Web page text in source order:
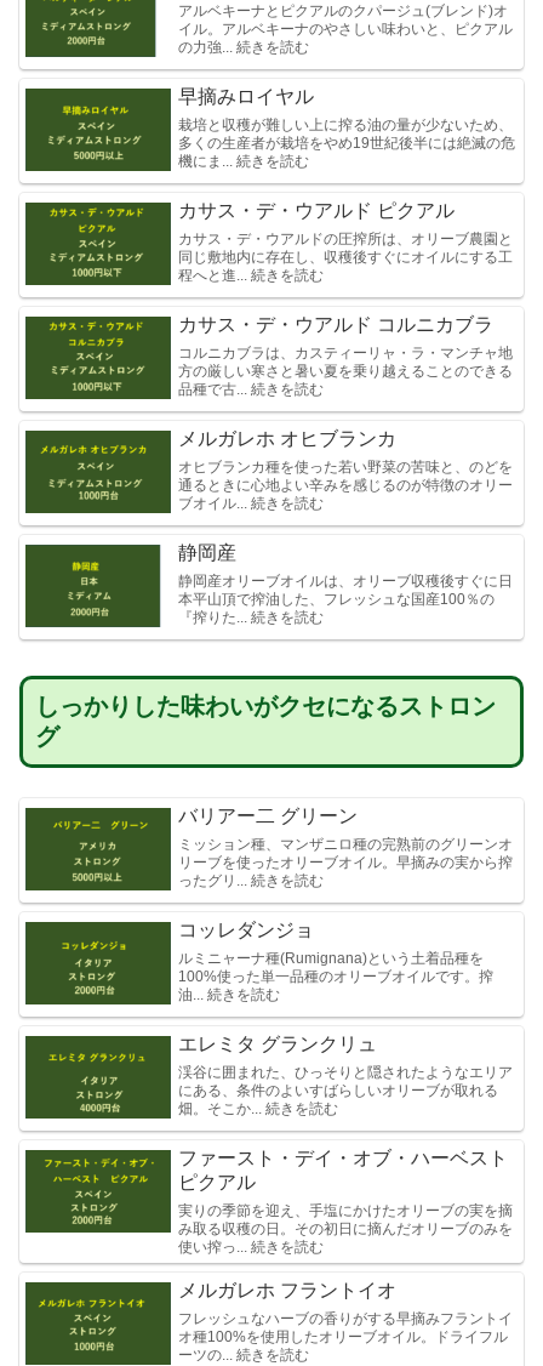
アルベキーナとピクアルのクパージュ(ブレンド)オ
イル。アルベキーナのやさしい味わいと、ピクアル
の力強... 続きを読む
早摘みロイヤル
栽培と収穫が難しい上に搾る油の量が少ないため、
多くの生産者が栽培をやめ19世紀後半には絶滅の危
機にま... 続きを読む
カサス・デ・ウアルド ピクアル
カサス・デ・ウアルドの圧搾所は、オリーブ農園と
同じ敷地内に存在し、収穫後すぐにオイルにする工
程へと進... 続きを読む
カサス・デ・ウアルド コルニカブラ
コルニカブラは、カスティーリャ・ラ・マンチャ地
方の厳しい寒さと暑い夏を乗り越えることのできる
品種で古... 続きを読む
メルガレホ オヒブランカ
オヒブランカ種を使った若い野菜の苦味と、のどを
通るときに心地よい辛みを感じるのが特徴のオリー
ブオイル... 続きを読む
静岡産
静岡産オリーブオイルは、オリーブ収穫後すぐに日
本平山頂で搾油した、フレッシュな国産100％の
『搾りた... 続きを読む
しっかりした味わいがクセになるストロン
グ
バリアー二 グリーン
ミッション種、マンザニロ種の完熟前のグリーンオ
リーブを使ったオリーブオイル。早摘みの実から搾
ったグリ... 続きを読む
コッレダンジョ
ルミニャーナ種(Rumignana)という土着品種を
100%使った単一品種のオリーブオイルです。搾
油... 続きを読む
エレミタ グランクリュ
渓谷に囲まれた、ひっそりと隠されたようなエリア
にある、条件のよいすばらしいオリーブが取れる
畑。そこか... 続きを読む
ファースト・デイ・オブ・ハーベスト
ピクアル
実りの季節を迎え、手塩にかけたオリーブの実を摘
み取る収穫の日。その初日に摘んだオリーブのみを
使い搾っ... 続きを読む
メルガレホ フラントイオ
フレッシュなハーブの香りがする早摘みフラントイ
オ種100%を使用したオリーブオイル。ドライフル
ーツの... 続きを読む